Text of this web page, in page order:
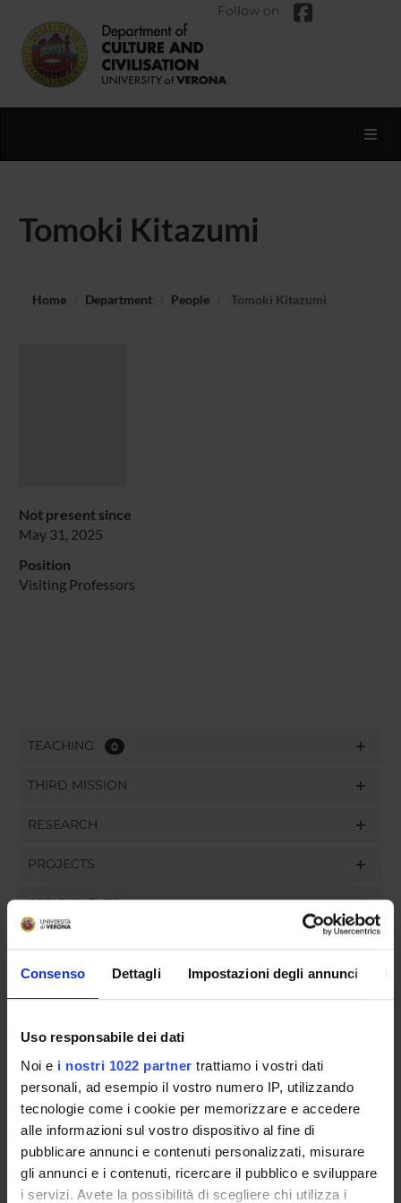
Consenso Dettagli Impostazioni degli annunci
Uso responsabile dei dati
Noi e i nostri 1022 partner trattiamo i vostri dati
personali, ad esempio il vostro numero IP, utilizzando
tecnologie come i cookie per memorizzare e accedere
alle informazioni sul vostro dispositivo al fine di
pubblicare annunci e contenuti personalizzati, misurare
gli annunci e i contenuti, ricercare il pubblico e sviluppare
i servizi. Avete la possibilità di scegliere chi utilizza i
Follow on
Tomoki Kitazumi
Home Department People Tomoki Kitazumi
Not present since
May 31, 2025
Position
Visiting Professors
TEACHING 0
THIRD MISSION
RESEARCH
PROJECTS
ASSIGNMENTS
ORGANISATION
GOVERNANCE
COMMITTEES
DEPARTMENT ADMINISTRATION OFFICES
STUDENT ADMINISTRATION OFFICES